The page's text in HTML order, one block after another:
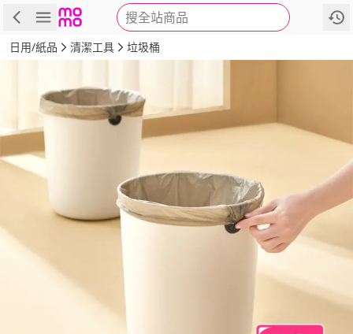
搜全站商品
商品 評價 詳情
日用/紙品 清潔工具 垃圾桶